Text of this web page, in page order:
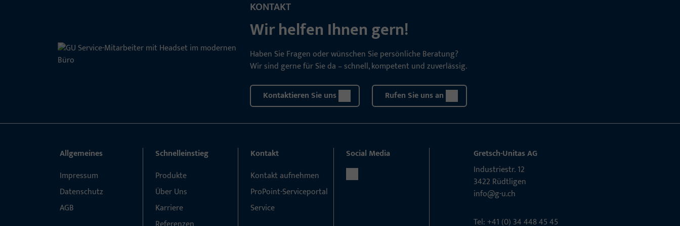
KONTAKT
Wir helfen Ihnen gern!
Haben Sie Fragen oder wünschen Sie persönliche Beratung?
Wir sind gerne für Sie da – schnell, kompetent und zuverlässig.
Kontaktieren Sie uns Rufen Sie uns an
Allgemeines
Impressum
Datenschutz
AGB
Schnelleinstieg
Produkte
Über Uns
Karriere
Kontakt
Kontakt aufnehmen
ProPoint-Serviceportal
Service
Social Media
Gretsch-Unitas AG
Indu­s­triestr. 12
3422 Rüdt­ligen
info@g-u.ch
Tel: +41 (0) 34 448 45 45